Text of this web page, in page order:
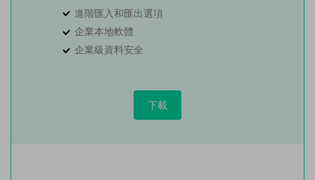
進階匯入和匯出選項
企業本地軟體
企業級資料安全
下載